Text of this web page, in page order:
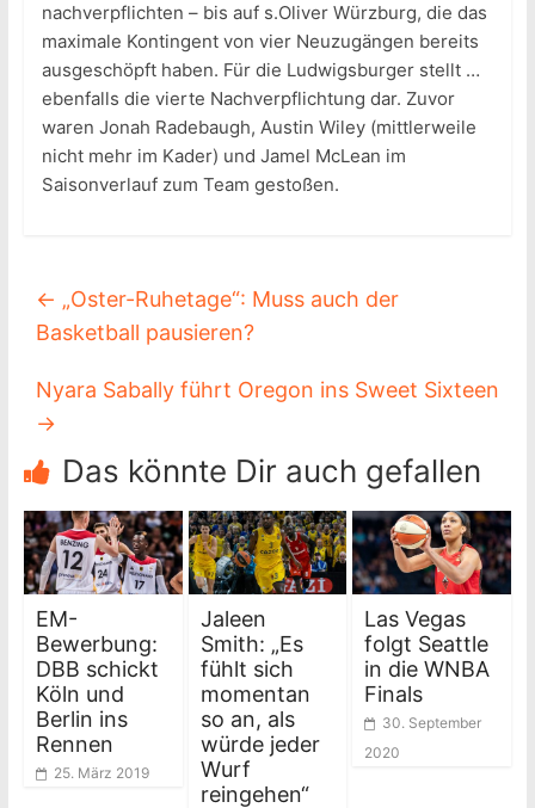
nachverpflichten – bis auf s.Oliver Würzburg, die das
maximale Kontingent von vier Neuzugängen bereits
ausgeschöpft haben. Für die Ludwigsburger stellt …
ebenfalls die vierte Nachverpflichtung dar. Zuvor
waren Jonah Radebaugh, Austin Wiley (mittlerweile
nicht mehr im Kader) und Jamel McLean im
Saisonverlauf zum Team gestoßen.
← „Oster-Ruhetage“: Muss auch der
Basketball pausieren?
Nyara Sabally führt Oregon ins Sweet Sixteen
→
Das könnte Dir auch gefallen
EM-
Bewerbung:
DBB schickt
Köln und
Berlin ins
Rennen
25. März 2019
Jaleen
Smith: „Es
fühlt sich
momentan
so an, als
würde jeder
Wurf
reingehen“
Las Vegas
folgt Seattle
in die WNBA
Finals
30. September
2020